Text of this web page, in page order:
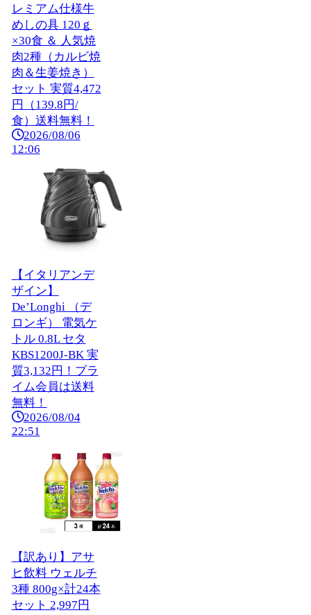
レミアム仕様牛
めしの具 120ｇ
×30食 ＆ 人気焼
肉2種（カルビ焼
肉＆生姜焼き）
セット 実質4,472
円（139.8円/
食）送料無料！
2026/08/06
12:06
【イタリアンデ
ザイン】
De’Longhi （デ
ロンギ） 電気ケ
トル 0.8L セタ
KBS1200J-BK 実
質3,132円！プラ
イム会員は送料
無料！
2026/08/04
22:51
【訳あり】アサ
ヒ飲料 ウェルチ
3種 800g×計24本
セット 2,997円